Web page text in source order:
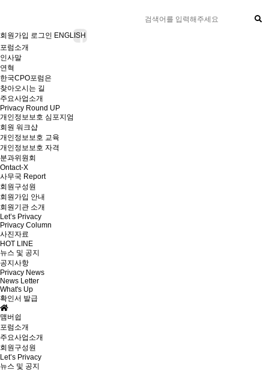
회원가입 로그인 ENGLISH
포럼소개
인사말
연혁
한국CPO포럼은
찾아오시는 길
주요사업소개
Privacy Round UP
개인정보보호 심포지엄
회원 워크샵
개인정보보호 교육
개인정보보호 자격
분과위원회
Ontact-X
사무국 Report
회원구성원
회원가입 안내
회원기관 소개
Let’s Privacy
Privacy Column
사진자료
HOT LINE
뉴스 및 공지
공지사항
Privacy News
News Letter
What's Up
확인서 발급
맴버쉽
포럼소개
주요사업소개
회원구성원
Let’s Privacy
뉴스 및 공지